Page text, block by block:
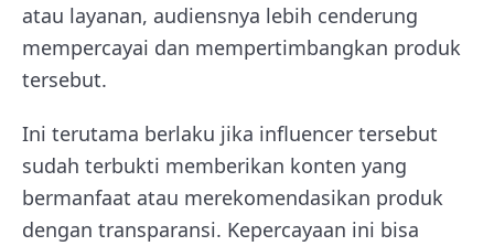
atau layanan, audiensnya lebih cenderung
mempercayai dan mempertimbangkan produk
tersebut.
Ini terutama berlaku jika influencer tersebut
sudah terbukti memberikan konten yang
bermanfaat atau merekomendasikan produk
dengan transparansi. Kepercayaan ini bisa